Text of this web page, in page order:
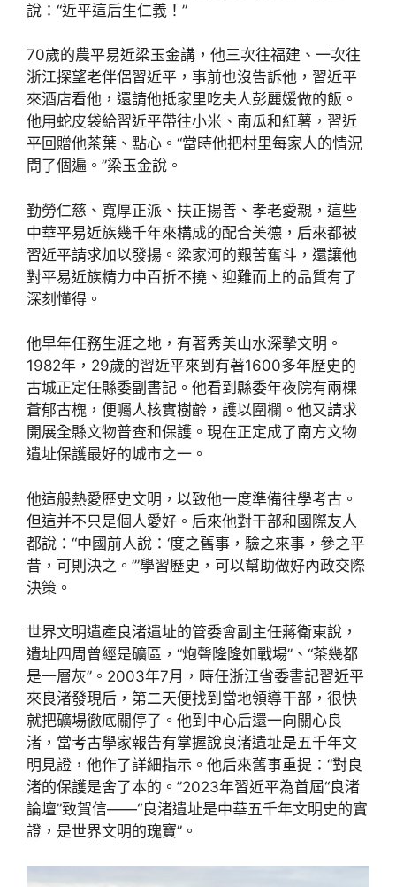
說：“近平這后生仁義！”
70歲的農平易近梁玉金講，他三次往福建、一次往
浙江探望老伴侶習近平，事前也沒告訴他，習近平
來酒店看他，還請他抵家里吃夫人彭麗媛做的飯。
他用蛇皮袋給習近平帶往小米、南瓜和紅薯，習近
平回贈他茶葉、點心。“當時他把村里每家人的情況
問了個遍。”梁玉金說。
勤勞仁慈、寬厚正派、扶正揚善、孝老愛親，這些
中華平易近族幾千年來構成的配合美德，后來都被
習近平請求加以發揚。梁家河的艱苦奮斗，還讓他
對平易近族精力中百折不撓、迎難而上的品質有了
深刻懂得。
他早年任務生涯之地，有著秀美山水深摯文明。
1982年，29歲的習近平來到有著1600多年歷史的
古城正定任縣委副書記。他看到縣委年夜院有兩棵
蒼郁古槐，便囑人核實樹齡，護以圍欄。他又請求
開展全縣文物普查和保護。現在正定成了南方文物
遺址保護最好的城市之一。
他這般熱愛歷史文明，以致他一度準備往學考古。
但這并不只是個人愛好。后來他對干部和國際友人
都說：“中國前人說：‘度之舊事，驗之來事，參之平
昔，可則決之。’”學習歷史，可以幫助做好內政交際
決策。
世界文明遺產良渚遺址的管委會副主任蔣衛東說，
遺址四周曾經是礦區，“炮聲隆隆如戰場”、“茶幾都
是一層灰”。2003年7月，時任浙江省委書記習近平
來良渚發現后，第二天便找到當地領導干部，很快
就把礦場徹底關停了。他到中心后還一向關心良
渚，當考古學家報告有掌握說良渚遺址是五千年文
明見證，他作了詳細指示。他后來舊事重提：“對良
渚的保護是舍了本的。”2023年習近平為首屆“良渚
論壇”致賀信——“良渚遺址是中華五千年文明史的實
證，是世界文明的瑰寶”。